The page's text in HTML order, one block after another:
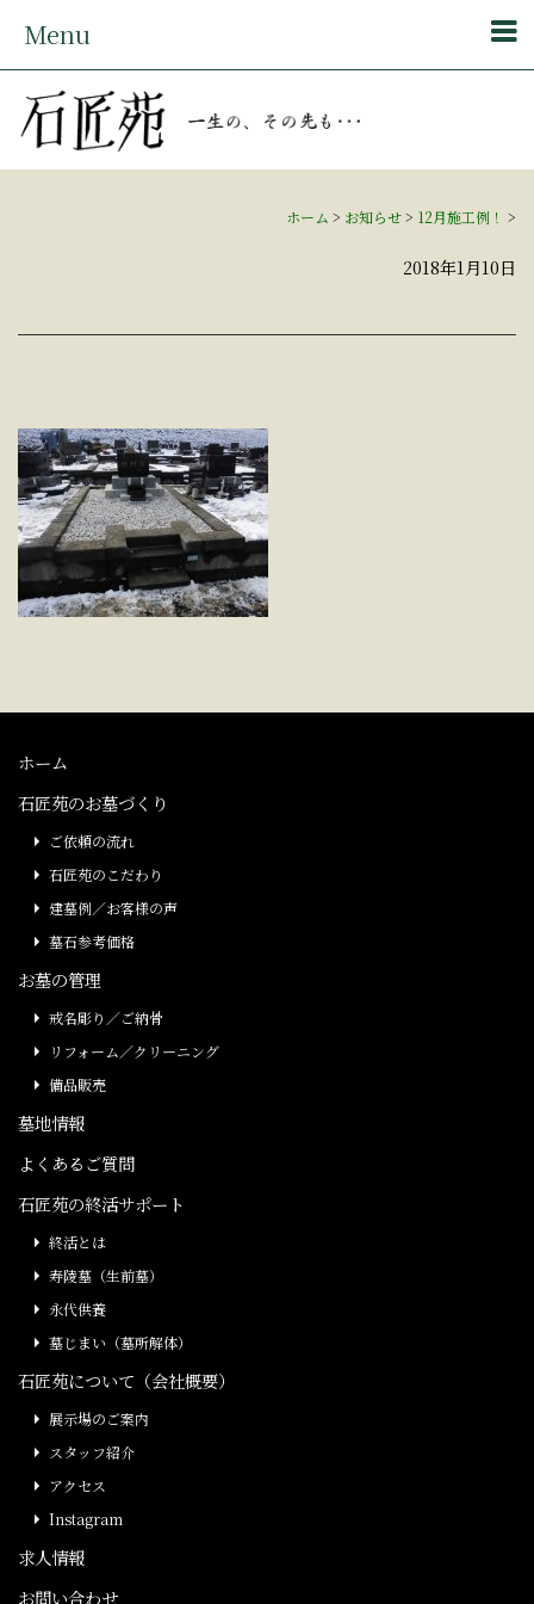
Menu
ホーム > お知らせ> 12月施工例！ >
2018年1月10日
ホーム
石匠苑のお墓づくり
ご依頼の流れ
石匠苑のこだわり
建墓例／お客様の声
墓石参考価格
お墓の管理
戒名彫り／ご納骨
リフォーム／クリーニング
備品販売
墓地情報
よくあるご質問
石匠苑の終活サポート
終活とは
寿陵墓（生前墓）
永代供養
墓じまい（墓所解体）
石匠苑について（会社概要）
展示場のご案内
スタッフ紹介
アクセス
Instagram
求人情報
お問い合わせ